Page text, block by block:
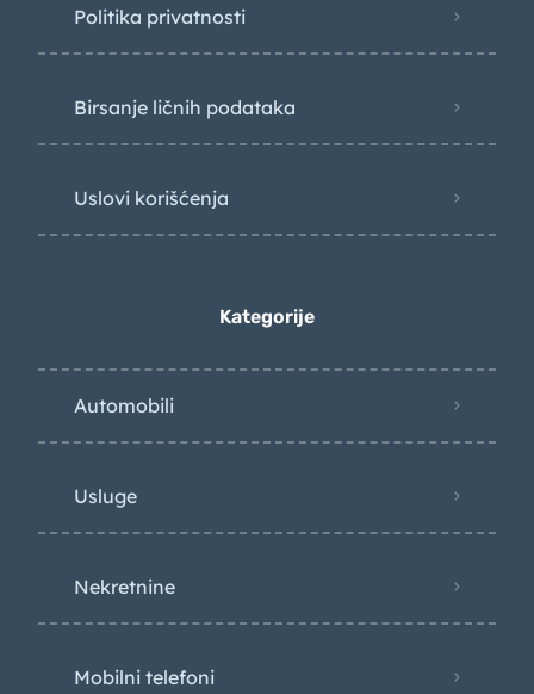
Politika privatnosti
Birsanje ličnih podataka
Uslovi korišćenja
Kategorije
Automobili
Usluge
Nekretnine
Mobilni telefoni